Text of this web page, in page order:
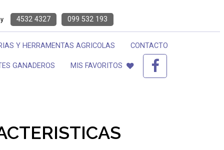
4532 4327 099 532 193
Y HERRAMENTAS AGRICOLAS CONTACTO
GANADEROS MIS FAVORITOS